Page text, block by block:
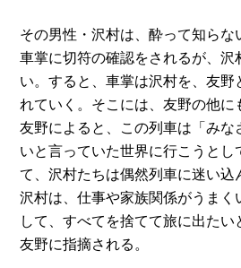
その男性・沢村は、酔って知らな
車掌に切符の確認をされるが、
い。すると、車掌は沢村を、友
れていく。そこには、友野の他に
友野によると、この列車は「みな
いと言っていた世界に行こうとし
て、沢村たちは偶然列車に迷い込
沢村は、仕事や家族関係がうま
して、すべてを捨てて旅に出たい
友野に指摘される。